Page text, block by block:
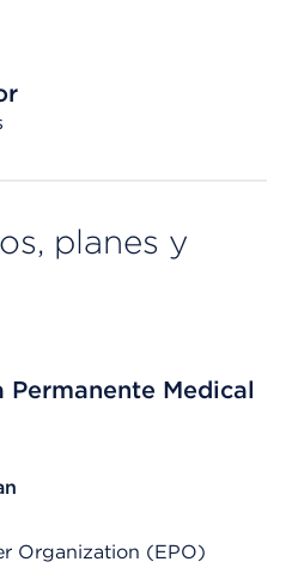
planes y
Medical
aceptan
Organization (EPO)